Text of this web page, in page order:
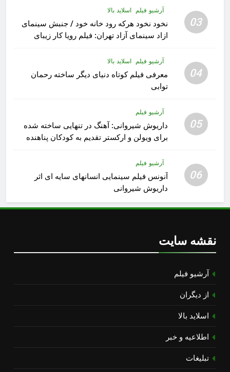
03
آرشیو فیلم اسلاید بالا
نخود نخود هرکه رود خانه خود / جنبش سینمای
ازاد سینمای آزاد تهران: فیلم رویا کار زیبای
04
آرشیو فیلم اسلاید بالا
معرفی فیلم کوتاه دنیای دیگر ساخته رحمان
توابی
05
آرشیو فیلم
داریوش شیروانی: آهنگ در تنهایی ساخته شده
برای ویولن و ارکستر تقدیم به کودکان پناهنده
06
آرشیو فیلم
آنونس فیلم سینمایی انسانهای سایه ای اثر
داریوش شیروانی
نقشه سایت
آرشیو فیلم
از دیگران
اسلاید بالا
اطلاعیه و خبر
تبلیغات